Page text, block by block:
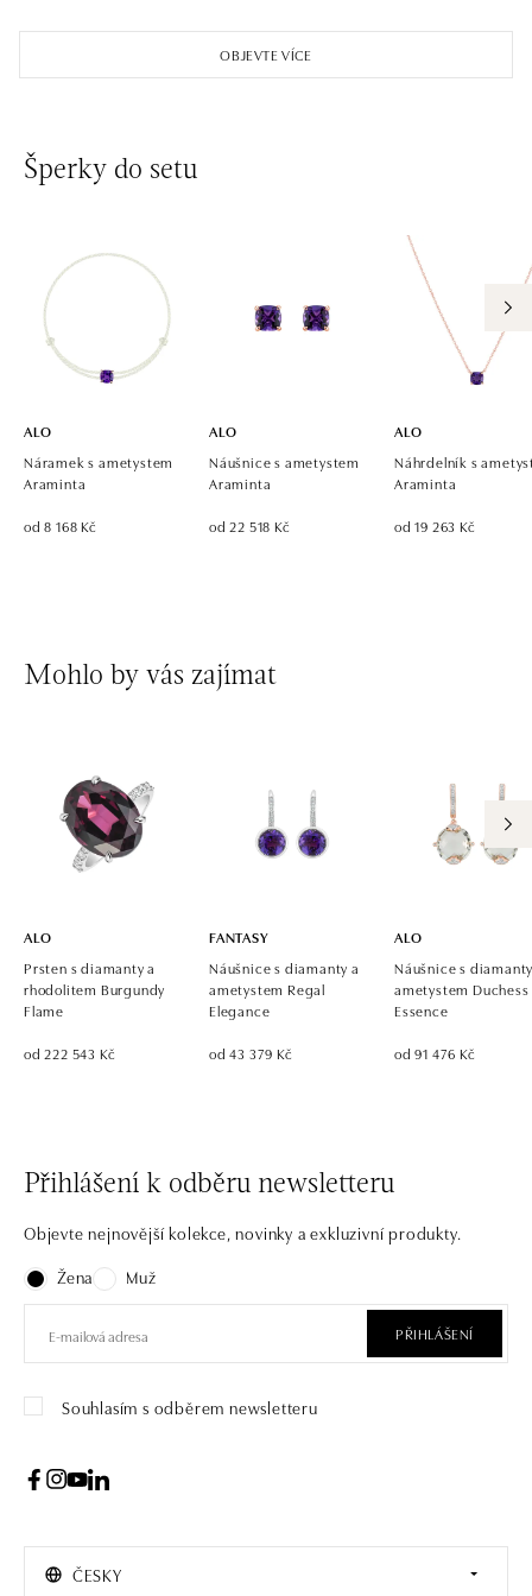
Einsteinova 18, 851 01 Bratislava
Ivanská cesta 16, 821 04 Bratislava
ALO diamonds OC Eurovea, Bratislava
Pribinova 8, 811 09 Bratislava
tel.: +421 917 090 700, +421 918 777 670
dnes otevřeno od 10:00
OBJEVTE VÍCE
Šperky do setu
ALO
Náramek s ametystem
Araminta
od 8 168 Kč
ALO
Náušnice s ametystem
Araminta
od 22 518 Kč
ALO
Náhrdelník s
Araminta
od 19 263 Kč
Mohlo by vás zajímat
ALO
Prsten s diamanty a
rhodolitem Burgundy
Flame
od 222 543 Kč
FANTASY
Náušnice s diamanty a
ametystem Regal
Elegance
od 43 379 Kč
ALO
Náušnice s
ametystem Duchess
Essence
od 91 476 Kč
Přihlášení k odběru newsletteru
Objevte nejnovější kolekce, novinky a exkluzivní produkty.
Žena
Muž
PŘIHLÁŠENÍ
Souhlasím s odběrem newsletteru
ČESKY